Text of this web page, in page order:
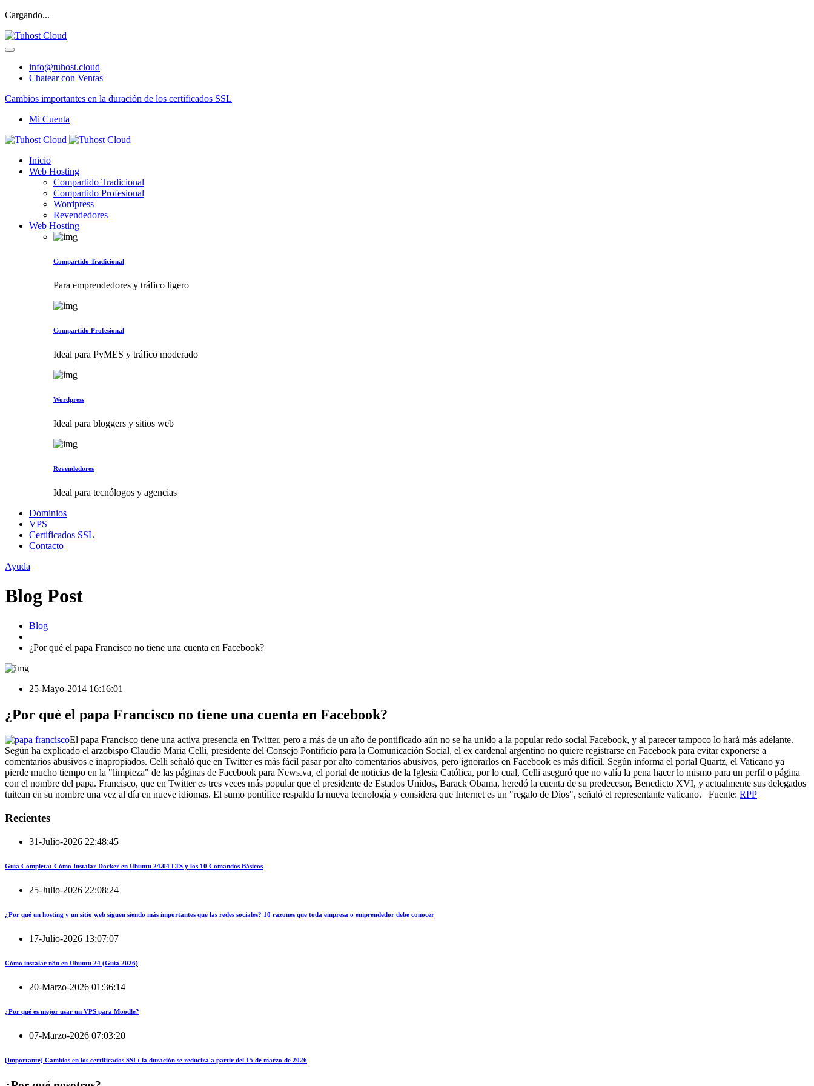
Cargando...
info@tuhost.cloud
Chatear con Ventas
Cambios importantes en la duración de los certificados SSL
Mi Cuenta
Inicio
Web Hosting
Compartido Tradicional
Compartido Profesional
Wordpress
Revendedores
Web Hosting
Compartido Tradicional
Para emprendedores y tráfico ligero
Compartido Profesional
Ideal para PyMES y tráfico moderado
Wordpress
Ideal para bloggers y sitios web
Revendedores
Ideal para tecnólogos y agencias
Dominios
VPS
Certificados SSL
Contacto
Ayuda
Blog Post
Blog
¿Por qué el papa Francisco no tiene una cuenta en Facebook?
25-Mayo-2014 16:16:01
¿Por qué el papa Francisco no tiene una cuenta en Facebook?
El papa Francisco tiene una activa presencia en Twitter, pero a más de un año de pontificado aún no se ha unido a la popular redo social Facebook, y al parecer tampoco lo hará más adelante.
Según ha explicado el arzobispo Claudio Maria Celli, presidente del Consejo Pontificio para la Comunicación Social, el ex cardenal argentino no quiere registrarse en Facebook para evitar exponerse a
comentarios abusivos e inapropiados. Celli señaló que en Twitter es más fácil pasar por alto comentarios abusivos, pero ignorarlos en Facebook es más difícil. Según informa el portal Quartz, el Vaticano ya
pierde mucho tiempo en la "limpieza" de las páginas de Facebook para News.va, el portal de noticias de la Iglesia Católica, por lo cual, Celli aseguró que no valía la pena hacer lo mismo para un perfil o página
con el nombre del papa. Francisco, que en Twitter es tres veces más popular que el presidente de Estados Unidos, Barack Obama, heredó la cuenta de su predecesor, Benedicto XVI, y actualmente sus delegados
tuitean en su nombre una vez al día en nueve idiomas. El sumo pontífice respalda la nueva tecnología y considera que Internet es un "regalo de Dios", señaló el representante vaticano. Fuente: RPP
Recientes
31-Julio-2026 22:48:45
Guía Completa: Cómo Instalar Docker en Ubuntu 24.04 LTS y los 10 Comandos Básicos
25-Julio-2026 22:08:24
¿Por qué un hosting y un sitio web siguen siendo más importantes que las redes sociales? 10 razones que toda empresa o emprendedor debe conocer
17-Julio-2026 13:07:07
Cómo instalar n8n en Ubuntu 24 (Guía 2026)
20-Marzo-2026 01:36:14
¿Por qué es mejor usar un VPS para Moodle?
07-Marzo-2026 07:03:20
[Importante] Cambios en los certificados SSL: la duración se reducirá a partir del 15 de marzo de 2026